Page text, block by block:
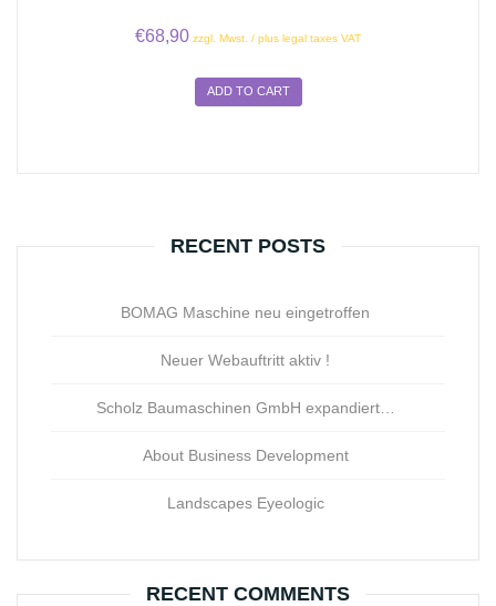
€68,90 zzgl. Mwst. / plus legal taxes VAT
ADD TO CART
RECENT POSTS
BOMAG Maschine neu eingetroffen
Neuer Webauftritt aktiv !
Scholz Baumaschinen GmbH expandiert…
About Business Development
Landscapes Eyeologic
RECENT COMMENTS